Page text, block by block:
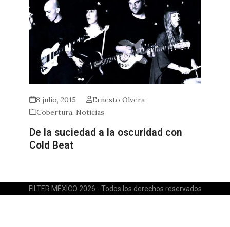
8 julio, 2015
Ernesto Olvera
Cobertura, Noticias
De la suciedad a la oscuridad con
Cold Beat
FILTER MÉXICO 2026 - Todos los derechos reservados